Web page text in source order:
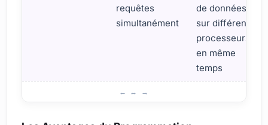
requêtes
simultanément
de données
sur différents
processeurs
en même
temps